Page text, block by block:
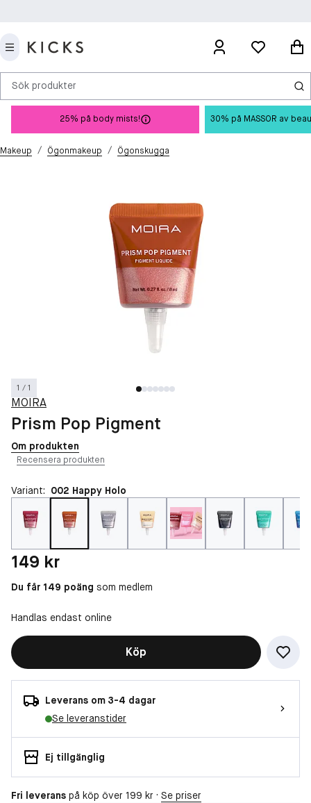
Sök produkter
25% på body mists! 30% på MASSOR av
Makeup / Ögonmakeup / Ögonskugga
1 / 1
MOIRA
Prism Pop Pigment
Om produkten
Recensera produkten
Variant: 002 Happy Holo
Pris: 149 kr
149 kr
Du får 149 poäng som medlem
Handlas endast online
Köp
Leverans om 3-4 dagar
Se leveranstider
Ej tillgänglig
Fri leverans på köp över 199 kr · Se priser